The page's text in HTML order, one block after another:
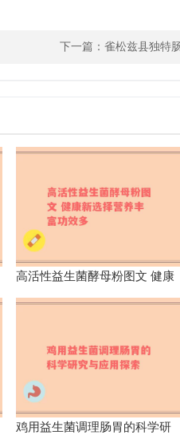
下一篇： 雀松兹县独特
高活性益生菌酵母粉图文 健康
新选择营养丰富功效多
鸡用益生菌调理肠胃的科学研